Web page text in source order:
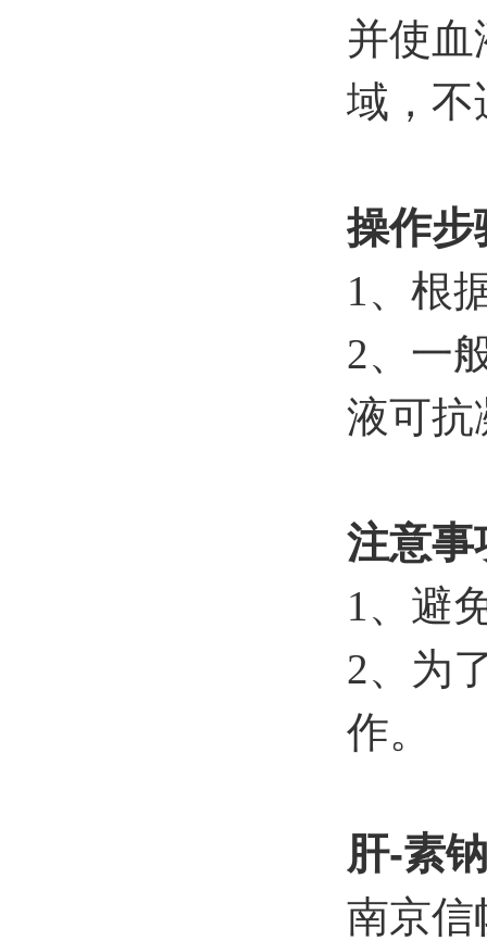
并使
域，不
操作步
1、根
2、一
液可抗
注意事
1、避
2、为
作。
肝-素
南京信